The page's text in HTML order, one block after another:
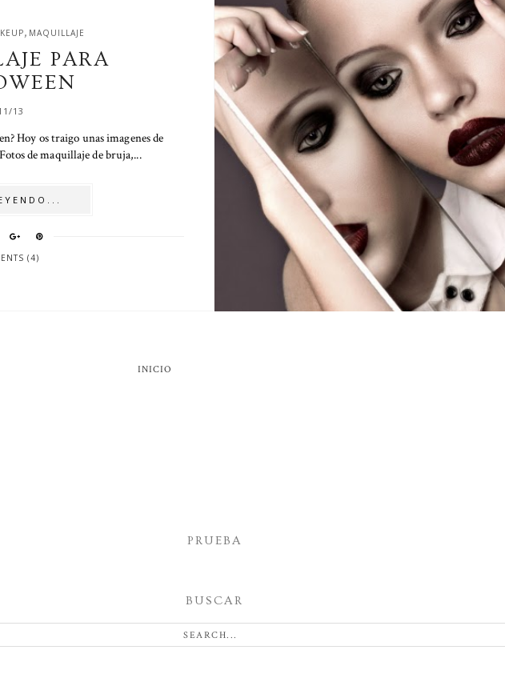
, MAQUILLAJE
PARA
13
Hoy os traigo unas imagenes de
de maquillaje de bruja,...
(4)
INICIO
PRUEBA
BUSCAR